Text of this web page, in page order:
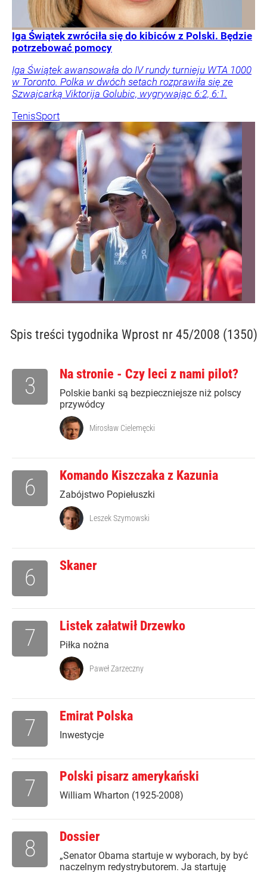
Iga Świątek zwróciła się do kibiców z Polski. Będzie
potrzebować pomocy
Iga Świątek awansowała do IV rundy turnieju WTA 1000
w Toronto. Polka w dwóch setach rozprawiła się ze
Szwajcarką Viktorija Golubic, wygrywając 6:2, 6:1.
TenisSport
Spis treści tygodnika Wprost nr 45/2008 (1350)
Na stronie - Czy leci z nami pilot?
Polskie banki są bezpieczniejsze niż polscy
przywódcy
3
Mirosław Cielemęcki
Komando Kiszczaka z Kazunia
Zabójstwo Popiełuszki
6
Leszek Szymowski
Skaner
6
Listek załatwił Drzewko
Piłka nożna
7
Paweł Zarzeczny
Emirat Polska
Inwestycje
7
Polski pisarz amerykański
William Wharton (1925-2008)
7
Dossier
„Senator Obama startuje w wyborach, by być
naczelnym redystrybutorem. Ja startuję
8